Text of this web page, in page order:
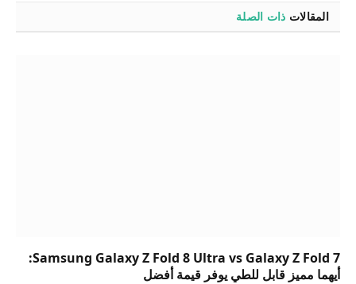
المقالات ذات الصلة
Samsung Galaxy Z Fold 8 Ultra vs Galaxy Z Fold 7:
أيهما مميز قابل للطي يوفر قيمة أفضل